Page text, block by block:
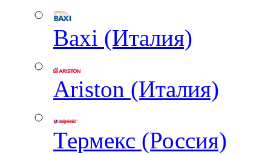
Baxi (Италия)
Ariston (Италия)
Термекс (Россия)